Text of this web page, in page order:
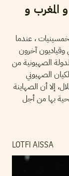
المغرب و
، عندما
وقياديون آخرون
الصهيونية من
الصهيوني
إلا أن الصهاينة
بها من أجل
LOTFI AISSA